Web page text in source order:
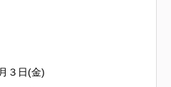
３日(金)